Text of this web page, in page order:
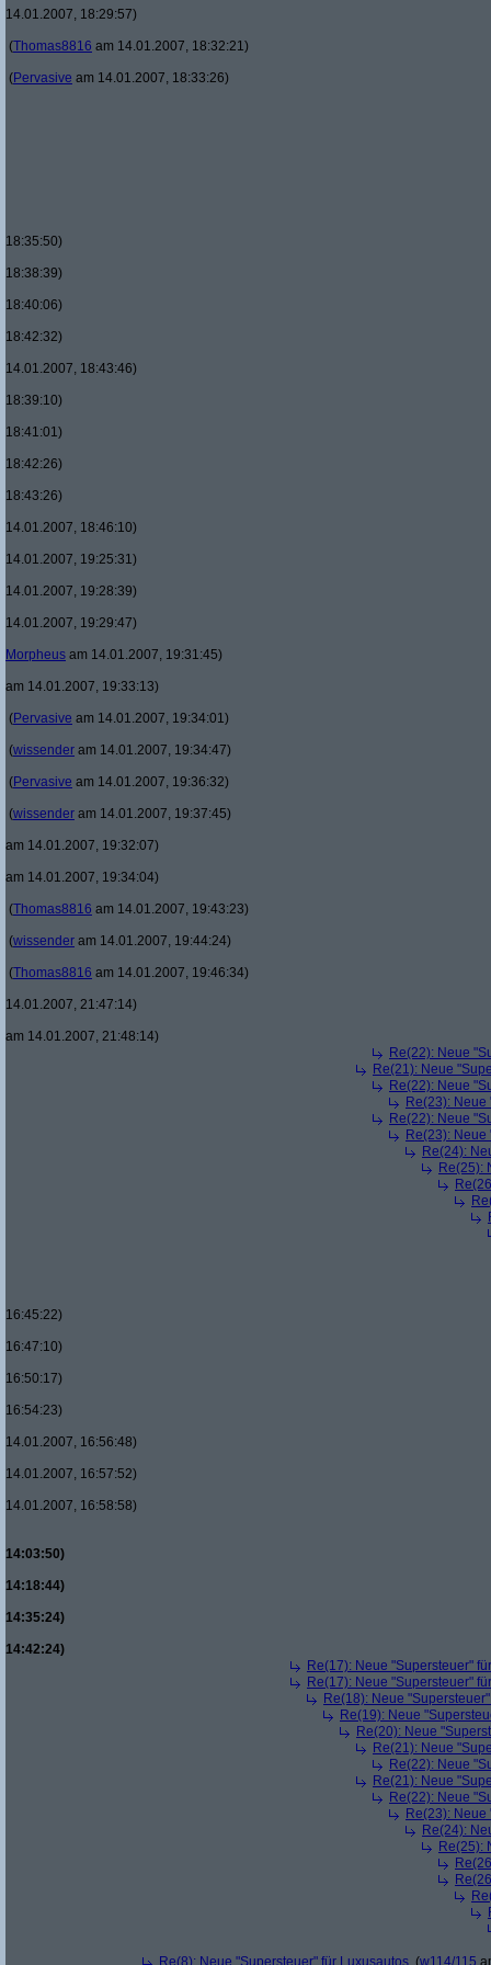
14.01.2007, 18:29:57)
(Thomas8816 am 14.01.2007, 18:32:21)
(Pervasive am 14.01.2007, 18:33:26)
18:35:50)
18:38:39)
18:40:06)
18:42:32)
14.01.2007, 18:43:46)
18:39:10)
18:41:01)
18:42:26)
18:43:26)
14.01.2007, 18:46:10)
14.01.2007, 19:25:31)
14.01.2007, 19:28:39)
14.01.2007, 19:29:47)
Morpheus am 14.01.2007, 19:31:45)
am 14.01.2007, 19:33:13)
(Pervasive am 14.01.2007, 19:34:01)
(wissender am 14.01.2007, 19:34:47)
(Pervasive am 14.01.2007, 19:36:32)
(wissender am 14.01.2007, 19:37:45)
am 14.01.2007, 19:32:07)
am 14.01.2007, 19:34:04)
(Thomas8816 am 14.01.2007, 19:43:23)
(wissender am 14.01.2007, 19:44:24)
(Thomas8816 am 14.01.2007, 19:46:34)
14.01.2007, 21:47:14)
am 14.01.2007, 21:48:14)
Re(22): Neue
Re(21): Neue
Re(22): Neue
Re(23):
Re(22): Neue
Re(23):
Re(24):
Re(25):
16:45:22)
16:47:10)
16:50:17)
16:54:23)
14.01.2007, 16:56:48)
14.01.2007, 16:57:52)
14.01.2007, 16:58:58)
14:03:50)
14:18:44)
14:35:24)
14:42:24)
Re(17): Neue "Supersteuer"
Re(17): Neue "Supersteuer"
Re(18): Neue
Re(19): Neue
Re(20): Neue
Re(21): Neue
Re(22): Neue
Re(21): Neue
Re(22): Neue
Re(23):
Re(24):
Re(25):
Re(8): Neue "Supersteuer" für Luxusautos (w114/115